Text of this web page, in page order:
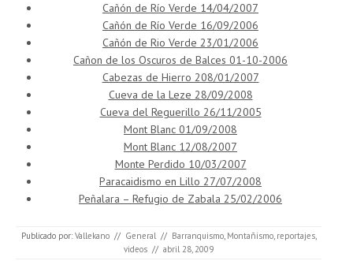
Cañón de Río Verde 14/04/2007
Cañón de Río Verde 16/09/2006
Cañón de Rio Verde 23/01/2006
Cañon de los Oscuros de Balces 01-10-2006
Cabezas de Hierro 208/01/2007
Cueva de la Leze 28/09/2008
Cueva del Reguerillo 26/11/2005
Mont Blanc 01/09/2008
Mont Blanc 12/08/2007
Monte Perdido 10/03/2007
Paracaidismo en Lillo 27/07/2008
Peñalara – Refugio de Zabala 25/02/2006
Publicado por: Vallekano // General // Barranquismo, Montañismo, reportajes,
videos // abril 28, 2009